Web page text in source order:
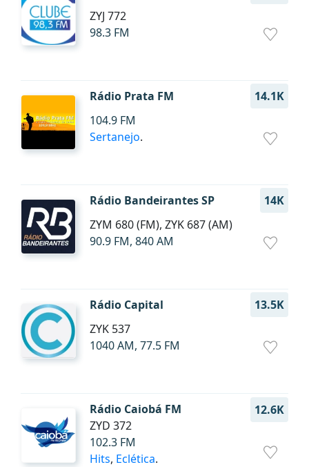
ZYJ 772
98.3 FM
Rádio Prata FM
14.1K
104.9 FM
Sertanejo.
Rádio Bandeirantes SP
14K
ZYM 680 (FM), ZYK 687 (AM)
90.9 FM, 840 AM
Rádio Capital
13.5K
ZYK 537
1040 AM, 77.5 FM
Rádio Caiobá FM
12.6K
ZYD 372
102.3 FM
Hits, Eclética.